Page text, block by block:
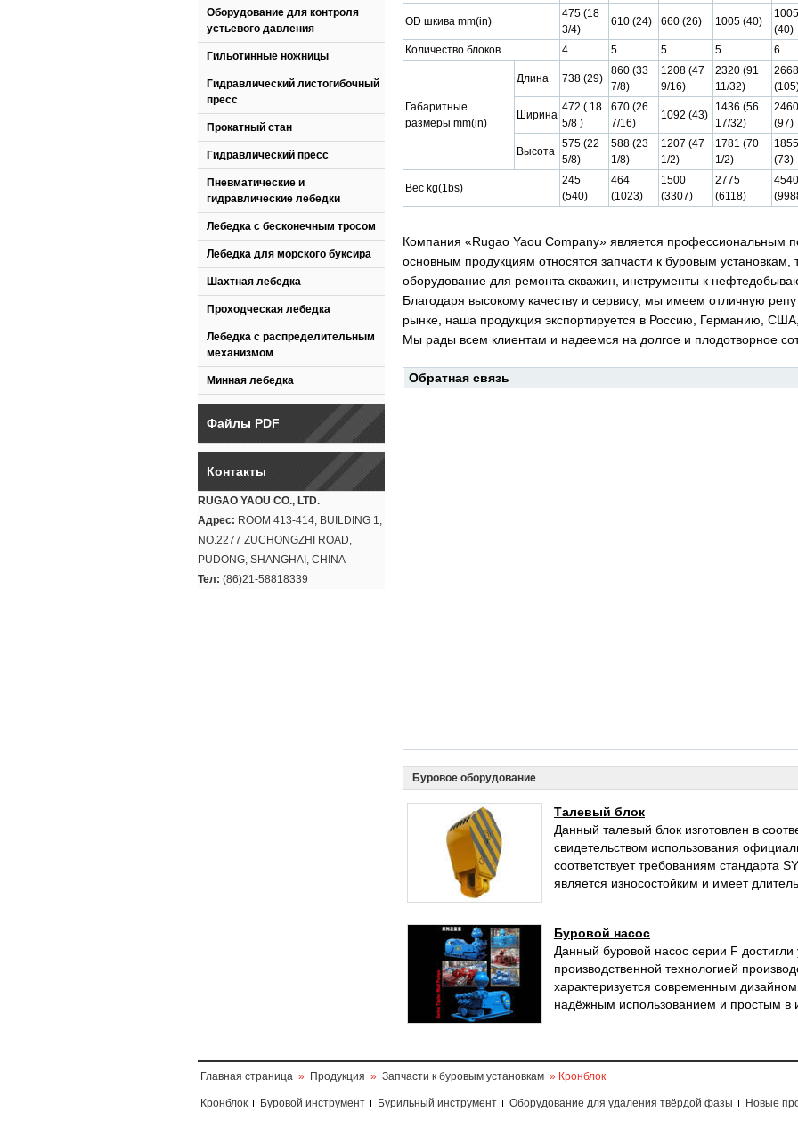
Оборудование для контроля
устьевого давления
Гильотинные ножницы
Гидравлический листогибочный
пресс
Прокатный стан
Гидравлический пресс
Пневматические и
гидравлические лебедки
Лебедка с бесконечным тросом
Лебедка для морского буксира
Шахтная лебедка
Проходческая лебедка
Лебедка с распределительным
механизмом
Минная лебедка
Файлы PDF
Контакты
RUGAO YAOU CO., LTD.
Адрес: ROOM 413-414, BUILDING 1,
NO.2277 ZUCHONGZHI ROAD,
PUDONG, SHANGHAI, CHINA
Тел: (86)21-58818339
OD шкива mm(in)
475 (18
3/4)
610 (24) 660 (26) 1005 (40)
1005
(40)
Количество блоков 4 5 5 5 6
Габаритные
размеры mm(in)
Длина 738 (29)
860 (33
7/8)
1208 (47
9/16)
2320 (91
11/32)
2668
Ширина
472 ( 18
5/8 )
670 (26
7/16)
1092 (43)
1436 (56
17/32)
2460
(97)
Высота
575 (22
5/8)
588 (23
1/8)
1207 (47
1/2)
1781 (70
1/2)
1855
(73)
Вес kg(1bs)
245
(540)
464
(1023)
1500
(3307)
2775
(6118)
4540
Компания «Rugao Yaou Company» является профессиональным
основным продукциям относятся запчасти к буровым
оборудование для ремонта скважин, инструменты к
Благодаря высокому качеству и сервису, мы имеем отличную
рынке, наша продукция экспортируется в Россию, Германию,
Мы рады всем клиентам и надеемся на долгое и плодотворное
Обратная связь
Буровое оборудование
Талевый блок
Данный талевый блок изготовлен в
свидетельством использования
соответствует требованиям стандарта
является износостойким и имеет
Буровой насос
Данный буровой насос серии F
производственной технологией
характеризуется современным
надёжным использованием и простым в
Главная страница » Продукция » Запчасти к буровым установкам » Кронблок
Кронблок Буровой инструмент Бурильный инструмент Оборудование для удаления твёрдой фазы Новые